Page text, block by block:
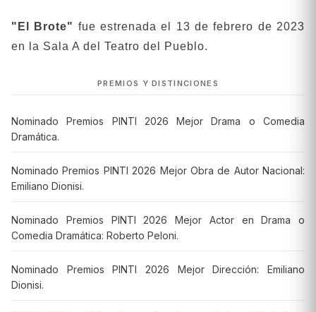
"El Brote" fue estrenada el 13 de febrero de 2023
en la Sala A del Teatro del Pueblo.
PREMIOS Y DISTINCIONES
Nominado Premios PINTI 2026 Mejor Drama o Comedia
Dramática.
Nominado Premios PINTI 2026 Mejor Obra de Autor Nacional:
Emiliano Dionisi.
Nominado Premios PINTI 2026 Mejor Actor en Drama o
Comedia Dramática: Roberto Peloni.
Nominado Premios PINTI 2026 Mejor Dirección: Emiliano
Dionisi.